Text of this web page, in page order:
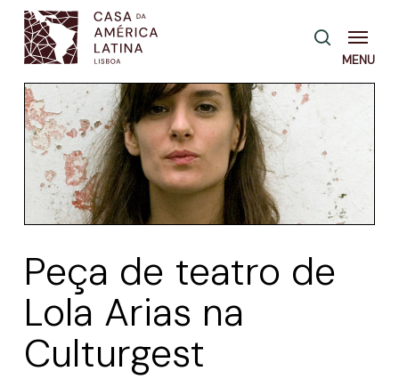
Skip
main
content
pesquisa
Menu
Peça de teatro de
Lola Arias na
Culturgest